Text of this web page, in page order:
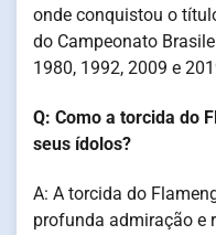
onde conquistou o
do Campeonato
1980, 1992, 2009 e
Q: Como a torcida do
seus ídolos?
A: A torcida do
profunda admiração e